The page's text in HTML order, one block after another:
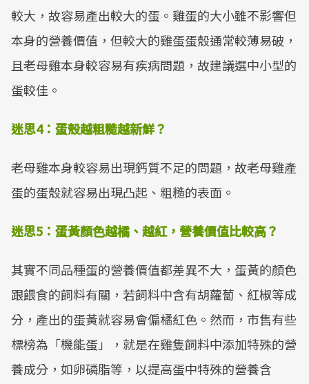
較大，故容易產出較大的蛋。雞蛋的大小雖不影響但
本身的營養價值，但較大的雞蛋蛋殼通常較薄易破，
且老母雞本身較容易有疾病問題，故建議選中小型的
蛋較佳。
迷思4：蛋殼越粗糙越新鮮？
老母雞本身較容易出現鈣質不足的問題，故老母雞產
蛋的蛋殼就容易出現凸起、粗糙的表面。
迷思5 ：蛋黃顏色越橘、越紅，營養價值比較高？
其實不同品種蛋的營養價值都差異不大，蛋黃的顏色
跟餵食的飼料有關，若飼料中含有胡蘿蔔、紅椒等成
分，產出的蛋黃就容易會偏橘紅色。然而，市售有些
標榜為「機能蛋」，就是在雞隻飼料中添加特殊的營
養成分，如卵磷脂等，以提高蛋中特殊的營養含